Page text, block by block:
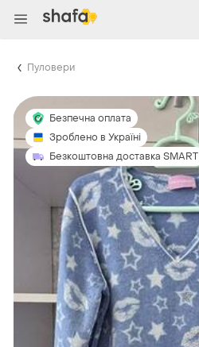
Пуловери
Безпечна оплата
Зроблено в Україні
Безкоштовна доставка SMART